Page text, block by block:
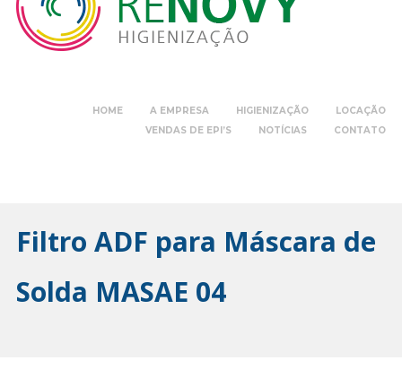
HOME A EMPRESA HIGIENIZAÇÃO
LOCAÇÃO
VENDAS DE EPI’S
NOTÍCIAS CONTATO
Filtro ADF para Máscara de
Solda MASAE 04